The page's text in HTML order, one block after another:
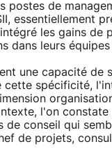
postes de
essentiellement
les gains de
dans leurs équipes
une capacité de
cette spécificité,
l'on constate
de conseil qui
de projets,